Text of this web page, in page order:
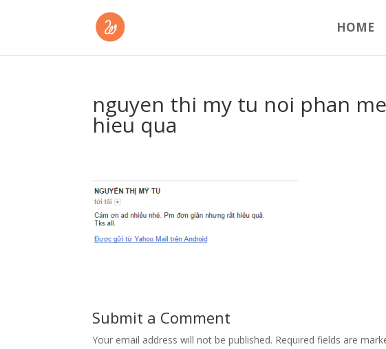
HOME
nguyen thi my tu noi phan
hieu qua
Submit a Comment
Your email address will not be published. Required fields are